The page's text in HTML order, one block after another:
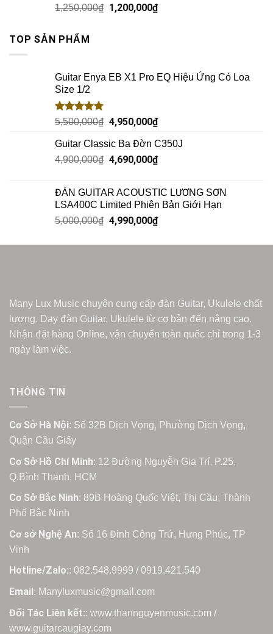
1,250,000₫ 1,200,000₫
TOP SẢN PHẨM
Guitar Enya EB X1 Pro EQ Hiệu Ứng Có Loa
Size 1/2
Rated5.00
5,500,000₫ 4,950,000₫
Guitar Classic Ba Đờn C350J
4,900,000₫ 4,690,000₫
ĐÀN GUITAR ACOUSTIC LƯƠNG SƠN
LSA400C Limited Phiên Bản Giới Hạn
5,000,000₫ 4,990,000₫
Many Lux Music chuyên cung cấp đàn Guitar, Ukulele chất
lượng. Dạy đàn Guitar, Ukulele từ cơ bản đến nâng cao.
Nhận đặt hàng Online, vận chuyển toàn quốc chỉ trong 1-3
ngày làm việc.
THÔNG TIN
Cơ Sở Hà Nội: Số 32B Dịch Vọng, Phường Dịch Vọng,
Quận Cầu Giấy
Cơ Sở Hồ Chí Minh: 12 Đường Nguyễn Gia Trí, P.25,
Q.Bình Thạnh, HCM
Cơ Sở Bắc Ninh: 89B Hoàng Quốc Việt, Thị Cầu, Thành
Phố Bắc Ninh
Cơ sở Nghệ An: Số 16 Đinh Công Trứ, Hưng Phúc, TP
Vinh
Hotline/Zalo:: 082.548.9999 / 0919.421.540
Email: Manyluxmusic@gmail.com
Đối Tác Liên kết:: www.thannguyenmusic.com /
www.guitarcaugiay.com